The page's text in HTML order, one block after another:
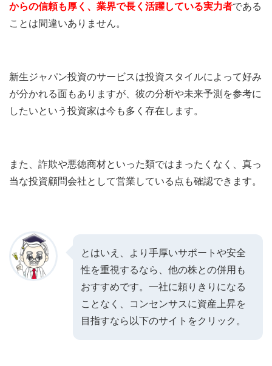
からの信頼も厚く、業界で長く活躍している実力者である
ことは間違いありません。
新生ジャパン投資のサービスは投資スタイルによって好み
が分かれる面もありますが、彼の分析や未来予測を参考に
したいという投資家は今も多く存在します。
また、詐欺や悪徳商材といった類ではまったくなく、真っ
当な投資顧問会社として営業している点も確認できます。
とはいえ、より手厚いサポートや安全
性を重視するなら、他の株との併用も
おすすめです。一社に頼りきりになる
ことなく、コンセンサスに資産上昇を
目指すなら以下のサイトをクリック。